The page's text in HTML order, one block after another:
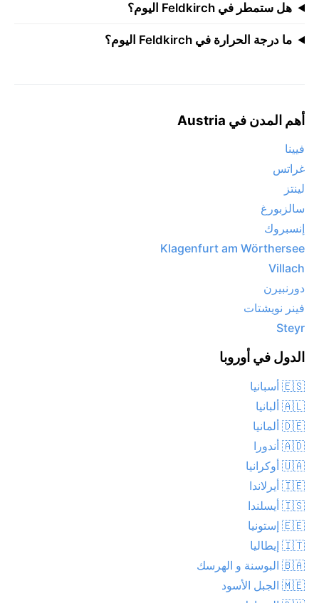
هل ستمطر في Feldkirch اليوم؟
ما درجة الحرارة في Feldkirch اليوم؟
أهم المدن في Austria
فيينا
غراتس
لينتز
سالزبورغ
إنسبروك
Klagenfurt am Wörthersee
Villach
دورنبيرن
فينر نويشتات
Steyr
الدول في أوروبا
🇪🇸 أسبانيا
🇦🇱 ألبانيا
🇩🇪 ألمانيا
🇦🇩 أندورا
🇺🇦 أوكرانيا
🇮🇪 أيرلاندا
🇮🇸 أيسلندا
🇪🇪 إستونيا
🇮🇹 إيطاليا
🇧🇦 البوسنة و الهرسك
🇲🇪 الجبل الأسود